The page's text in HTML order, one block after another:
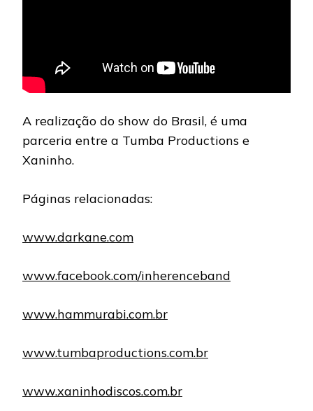
A realização do show do Brasil, é uma
parceria entre a Tumba Productions e
Xaninho.
Páginas relacionadas:
www.darkane.com
www.facebook.com/inherenceband
www.hammurabi.com.br
www.tumbaproductions.com.br
www.xaninhodiscos.com.br